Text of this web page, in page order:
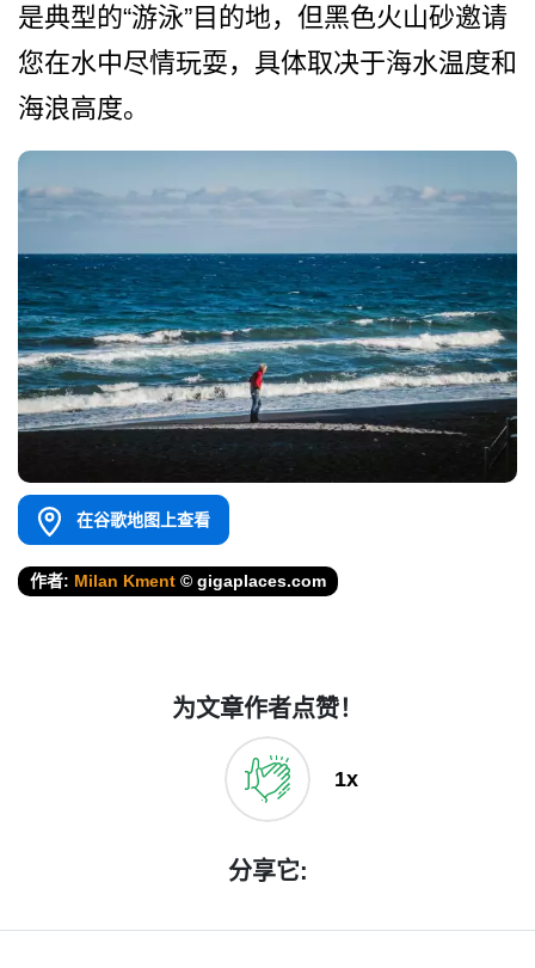
是典型的“游泳”目的地，但黑色火山砂­邀请
您在水中尽情玩耍，具体取决于海水温度和
海浪高­度。
在谷歌地图上查看
作者: Milan Kment © gigaplaces.com
为文章作者点赞！
1x
分享它: